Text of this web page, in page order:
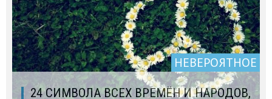
НЕВЕРОЯТНОЕ
24 СИМВОЛА ВСЕХ ВРЕМЁН И НАРОДОВ,